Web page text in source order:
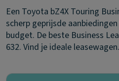
Een Toyota bZ4X Touring
scherp geprijsde
budget. De beste Business
632. Vind je ideale leasewagen.